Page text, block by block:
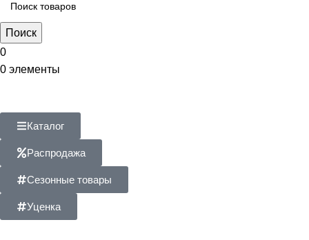
Поиск
0
0 элементы
Каталог
Распродажа
Сезонные товары
Уценка